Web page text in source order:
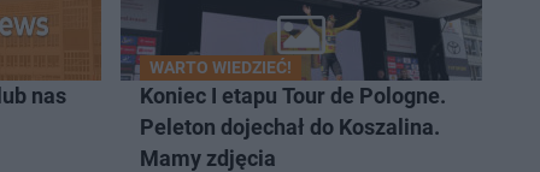
nas
WARTO WIEDZIEĆ!
Koniec I etapu Tour de Pologne.
Peleton dojechał do Koszalina.
Mamy zdjęcia